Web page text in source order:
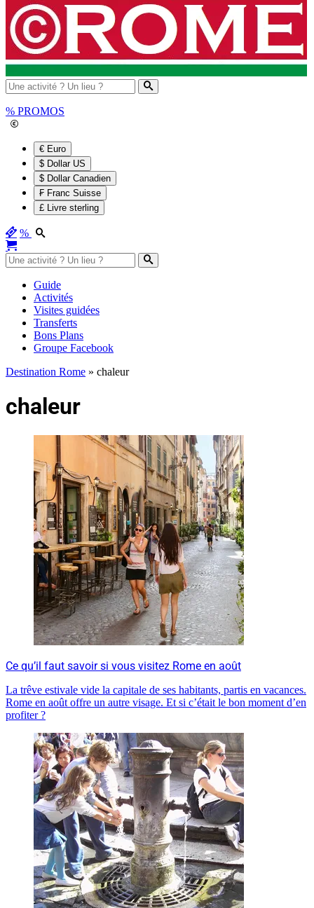
% PROMOS
€ Euro
$ Dollar US
$ Dollar Canadien
₣ Franc Suisse
£ Livre sterling
%
Guide
Activités
Visites guidées
Transferts
Bons Plans
Groupe Facebook
Destination Rome » chaleur
chaleur
Ce qu’il faut savoir si vous visitez Rome en août
La trêve estivale vide la capitale de ses habitants, partis en vacances.
Rome en août offre un autre visage. Et si c’était le bon moment d’en
profiter ?